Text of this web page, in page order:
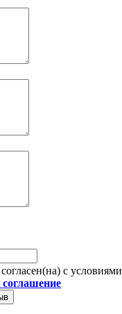
с условиями
соглашение